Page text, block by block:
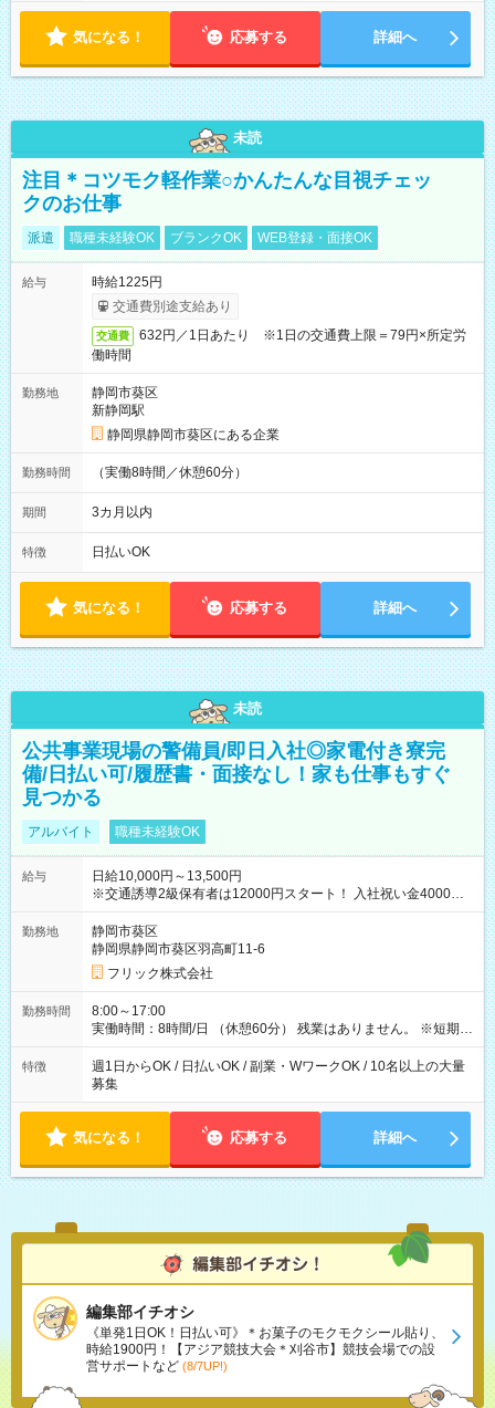
気になる！ 応募する 詳細へ
未読
注目＊コツモク軽作業○かんたんな目視チェッ
クのお仕事
派遣 職種未経験OK ブランクOK WEB登録・面接OK
給与
時給1225円
交通費別途支給あり
交通費
632円／1日あたり ※1日の交通費上限＝79円×所定労
働時間
勤務地
静岡市葵区
新静岡駅
静岡県静岡市葵区にある企業
勤務時間 （実働8時間／休憩60分）
期間 3カ月以内
特徴 日払いOK
気になる！ 応募する 詳細へ
未読
公共事業現場の警備員/即日入社◎家電付き寮完
備/日払い可/履歴書・面接なし！家も仕事もすぐ
見つかる
アルバイト 職種未経験OK
給与
日給10,000円～13,500円
※交通誘導2級保有者は12000円スタート！ 入社祝い金4000円
【試用期間】試用期間なし
勤務地
静岡市葵区
静岡県静岡市葵区羽高町11-6
フリック株式会社
勤務時間
8:00～17:00
実働時間：8時間/日 （休憩60分） 残業はありません。 ※短期の
募集は行っておりません。予めご了承くださいませ。
特徴
週1日からOK / 日払いOK / 副業・WワークOK / 10名以上の大量
募集
気になる！ 応募する 詳細へ
編集部イチオシ
《単発1日OK！日払い可》＊お菓子のモクモクシール貼り、
時給1900円！【アジア競技大会＊刈谷市】競技会場での設
営サポートなど (8/7UP!)